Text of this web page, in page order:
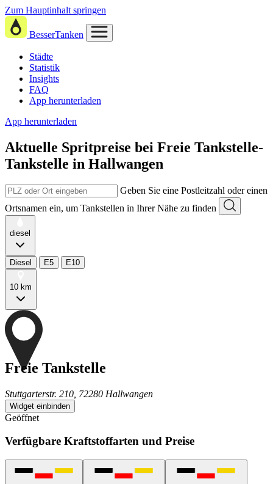
Zum Hauptinhalt springen
BesserTanken
Städte
Statistik
Insights
FAQ
App herunterladen
App herunterladen
Aktuelle Spritpreise bei Freie Tankstelle-
Tankstelle in Hallwangen
Geben Sie eine Postleitzahl oder einen
Ortsnamen ein, um Tankstellen in Ihrer Nähe zu finden
diesel
Diesel E5 E10
10 km
Freie Tankstelle
Stuttgarterstr. 210, 72280 Hallwangen
Widget einbinden
Geöffnet
Verfügbare Kraftstoffarten und Preise